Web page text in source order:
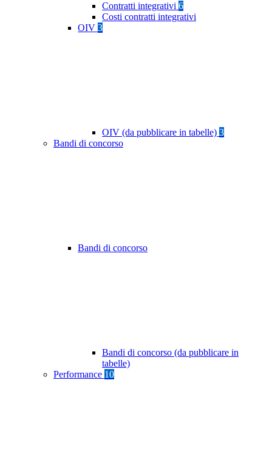
Contratti integrativi 6
Costi contratti integrativi
OIV 3
OIV (da pubblicare in tabelle) 3
Bandi di concorso
Bandi di concorso
Bandi di concorso (da pubblicare in
tabelle)
Performance 10